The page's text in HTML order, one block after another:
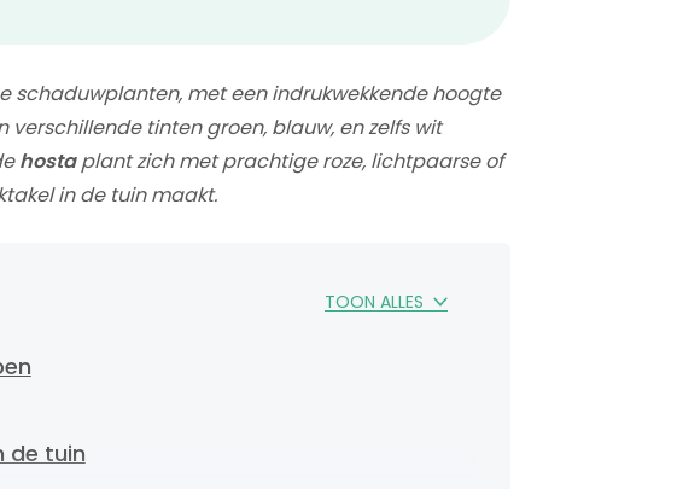
schaduwplanten, met een indrukwekkende hoogte
tinten groen, blauw, en zelfs wit
hostaplant zich met prachtige roze, lichtpaarse of
in de tuin maakt.
TOON ALLES
de tuin